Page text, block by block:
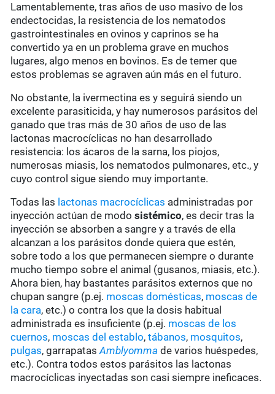
Lamentablemente, tras años de uso masivo de los
endectocidas, la resistencia de los nematodos
gastrointestinales en ovinos y caprinos se ha
convertido ya en un problema grave en muchos
lugares, algo menos en bovinos. Es de temer que
estos problemas se agraven aún más en el futuro.
No obstante, la ivermectina es y seguirá siendo un
excelente parasiticida, y hay numerosos parásitos del
ganado que tras más de 30 años de uso de las
lactonas macrocíclicas no han desarrollado
resistencia: los ácaros de la sarna, los piojos,
numerosas miasis, los nematodos pulmonares, etc., y
cuyo control sigue siendo muy importante.
Todas las lactonas macrocíclicas administradas por
inyección actúan de modosistémico, es decir tras la
inyección se absorben a sangre y a través de ella
alcanzan a los parásitos donde quiera que estén,
sobre todo a los que permanecen siempre o durante
mucho tiempo sobre el animal (gusanos, miasis, etc.).
Ahora bien, hay bastantes parásitos externos que no
chupan sangre (p.ej. moscas domésticas, moscas de
la cara, etc.) o contra los que la dosis habitual
administrada es insuficiente (p.ej. moscas de los
cuernos, moscas del establo,tábanos, mosquitos,
pulgas, garrapatasAmblyomma de varios huéspedes,
etc.). Contra todos estos parásitos las lactonas
macrocíclicas inyectadas son casi siempre ineficaces.